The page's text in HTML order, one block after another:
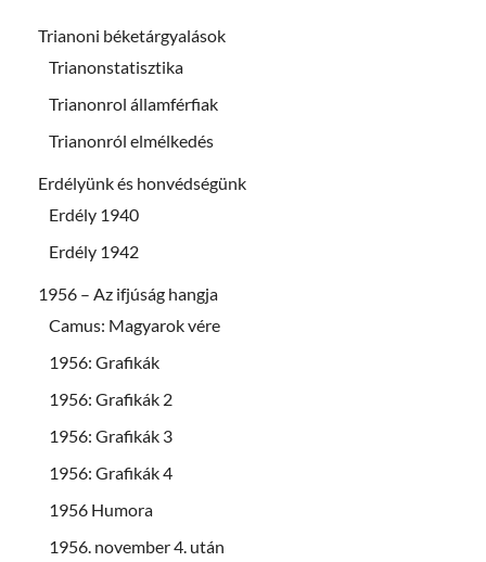
Trianoni béketárgyalások
Trianonstatisztika
Trianonrol államférfiak
Trianonról elmélkedés
Erdélyünk és honvédségünk
Erdély 1940
Erdély 1942
1956 – Az ifjúság hangja
Camus: Magyarok vére
1956: Grafikák
1956: Grafikák 2
1956: Grafikák 3
1956: Grafikák 4
1956 Humora
1956. november 4. után